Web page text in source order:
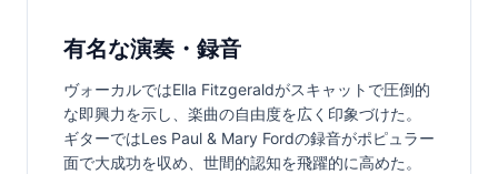
有名な演奏・録音
ヴォーカルではElla Fitzgeraldがスキャットで圧倒的
な即興力を示し、楽曲の自由度を広く印象づけた。
ギターではLes Paul & Mary Fordの録音がポピュラー
面で大成功を収め、世間的認知を飛躍的に高めた。